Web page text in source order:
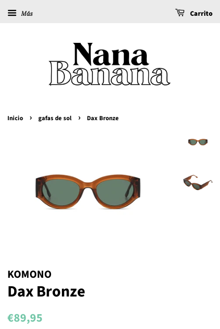
Más Carrito
Inicio › gafas de sol › Dax Bronze
KOMONO
Dax Bronze
Precio
€89,95